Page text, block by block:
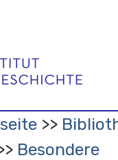
Besondere